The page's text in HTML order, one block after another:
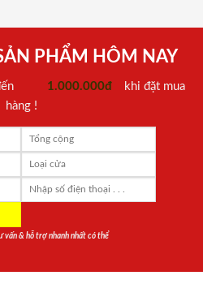
PHẨM HÔM NAY
1.000.000đ
khi đặt mua
hàng !
vấn & hỗ trợ nhanh nhất có thể